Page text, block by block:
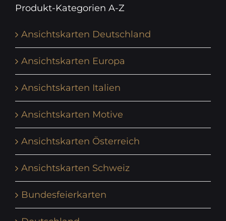
Produkt-Kategorien A-Z
Ansichtskarten Deutschland
Ansichtskarten Europa
Ansichtskarten Italien
Ansichtskarten Motive
Ansichtskarten Österreich
Ansichtskarten Schweiz
Bundesfeierkarten